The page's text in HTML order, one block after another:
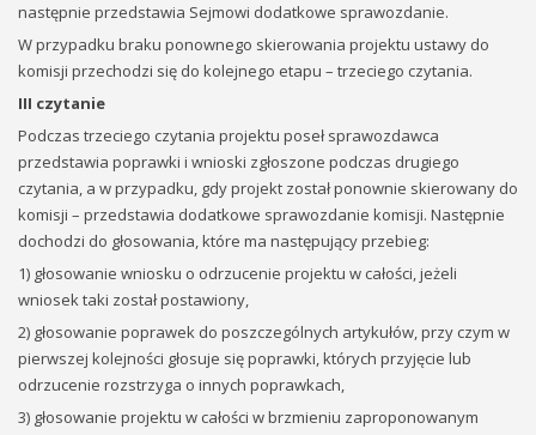
następnie przedstawia Sejmowi dodatkowe sprawozdanie.
W przypadku braku ponownego skierowania projektu ustawy do
komisji przechodzi się do kolejnego etapu – trzeciego czytania.
III czytanie
Podczas trzeciego czytania projektu poseł sprawozdawca
przedstawia poprawki i wnioski zgłoszone podczas drugiego
czytania, a w przypadku, gdy projekt został ponownie skierowany do
komisji – przedstawia dodatkowe sprawozdanie komisji. Następnie
dochodzi do głosowania, które ma następujący przebieg:
1) głosowanie wniosku o odrzucenie projektu w całości, jeżeli
wniosek taki został postawiony,
2) głosowanie poprawek do poszczególnych artykułów, przy czym w
pierwszej kolejności głosuje się poprawki, których przyjęcie lub
odrzucenie rozstrzyga o innych poprawkach,
3) głosowanie projektu w całości w brzmieniu zaproponowanym